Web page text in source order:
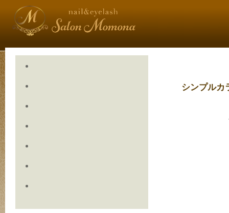
シンプルカ